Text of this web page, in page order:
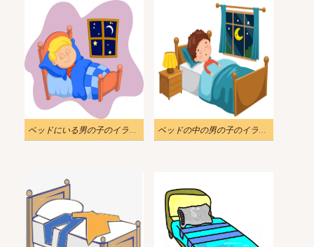
ベッドにいる男の子のイラストpng ベッドの中の男の子のイラスト